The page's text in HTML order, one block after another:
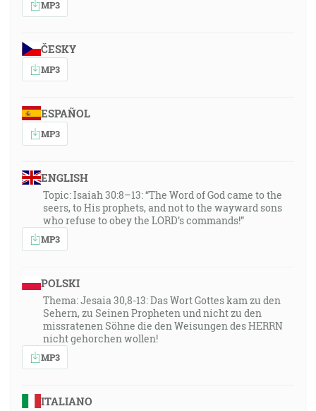
MP3
ČESKY
MP3
ESPAÑOL
MP3
ENGLISH
Topic: Isaiah 30:8–13: “The Word of God came to the
seers, to His prophets, and not to the wayward sons
who refuse to obey the LORD’s commands!”
MP3
POLSKI
Thema: Jesaia 30,8-13: Das Wort Gottes kam zu den
Sehern, zu Seinen Propheten und nicht zu den
missratenen Söhne die den Weisungen des HERRN
nicht gehorchen wollen!
MP3
ITALIANO